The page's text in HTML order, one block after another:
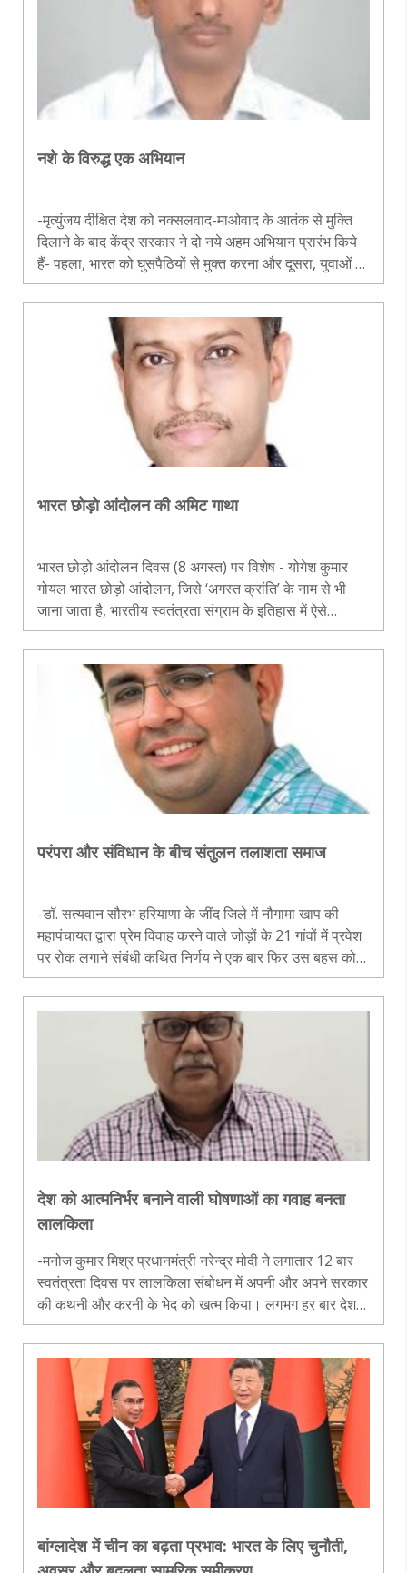
नशे के विरुद्ध एक अभियान
-मृत्युंजय दीक्षित देश को नक्सलवाद-माओवाद के आतंक से मुक्ति
दिलाने के बाद केंद्र सरकार ने दो नये अहम अभियान प्रारंभ किये
हैं- पहला, भारत को घुसपैठियों से मुक्त करना और दूसरा, युवाओं को
नशे की लत से मुक्ति दिलाना। भारत के किशोरों तथा युवाओं को ह..
भारत छोड़ो आंदोलन की अमिट गाथा
भारत छोड़ो आंदोलन दिवस (8 अगस्त) पर विशेष - योगेश कुमार
गोयल भारत छोड़ो आंदोलन, जिसे ‘अगस्त क्रांति’ के नाम से भी
जाना जाता है, भारतीय स्वतंत्रता संग्राम के इतिहास में ऐसे
निर्णायक मोड़ का प्रतीक है, जिसने अंग्रेजी शासन की नींव को
गहराई से हिला दिय..
परंपरा और संविधान के बीच संतुलन तलाशता समाज
-डॉ. सत्यवान सौरभ हरियाणा के जींद जिले में नौगामा खाप की
महापंचायत द्वारा प्रेम विवाह करने वाले जोड़ों के 21 गांवों में प्रवेश
पर रोक लगाने संबंधी कथित निर्णय ने एक बार फिर उस बहस को
जीवित कर दिया है, जो समय-समय पर भारतीय समाज के सामने
खड़ी होती र..
देश को आत्मनिर्भर बनाने वाली घोषणाओं का गवाह बनता
लालकिला
-मनोज कुमार मिश्र प्रधानमंत्री नरेन्द्र मोदी ने लगातार 12 बार
स्वतंत्रता दिवस पर लालकिला संबोधन में अपनी और अपने सरकार
की कथनी और करनी के भेद को खत्म किया। लगभग हर बार देश
के अतीत के सुनहरे किस्सों से लेकर भविष्य की योजनाओं से जुड़ी
बातें कही। समा..
बांग्लादेश में चीन का बढ़ता प्रभाव: भारत के लिए चुनौती,